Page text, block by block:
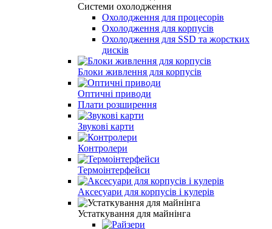
Системи охолодження
Охолодження для процесорів
Охолодження для корпусів
Охолодження для SSD та жорстких
дисків
Блоки живлення для корпусів
Оптичні приводи
Плати розширення
Звукові карти
Контролери
Термоінтерфейси
Аксесуари для корпусів і кулерів
Устаткування для майнінга